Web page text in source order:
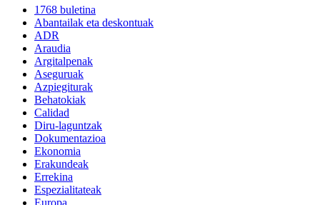
1768 buletina
Abantailak eta deskontuak
ADR
Araudia
Argitalpenak
Aseguruak
Azpiegiturak
Behatokiak
Calidad
Diru-laguntzak
Dokumentazioa
Ekonomia
Erakundeak
Errekina
Espezialitateak
Europa